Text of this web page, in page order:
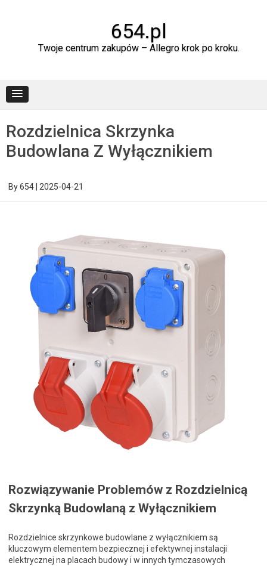
654.pl
Twoje centrum zakupów – Allegro krok po kroku.
Rozdzielnica Skrzynka
Budowlana Z Wyłącznikiem
By654 2025-04-21
Rozwiązywanie Problemów z Rozdzielnicą
Skrzynką Budowlaną z Wyłącznikiem
Rozdzielnice skrzynkowe budowlane z wyłącznikiem są
kluczowym elementem bezpiecznej i efektywnej instalacji
elektrycznej na placach budowy i w innych tymczasowych